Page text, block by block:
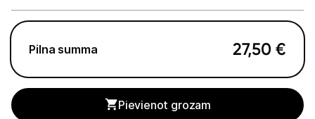
Audio
Stacionārie datori un piederumi
Spēļu konsoles un piederumi
Pilna summa 27,50 €
Pievienot grozam